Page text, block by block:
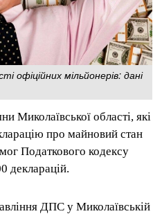
офіційних мільйонерів: дані
Миколаївської області, які
про майновий стан
Податкового кодексу
декларацій.
ДПС у Миколаївській